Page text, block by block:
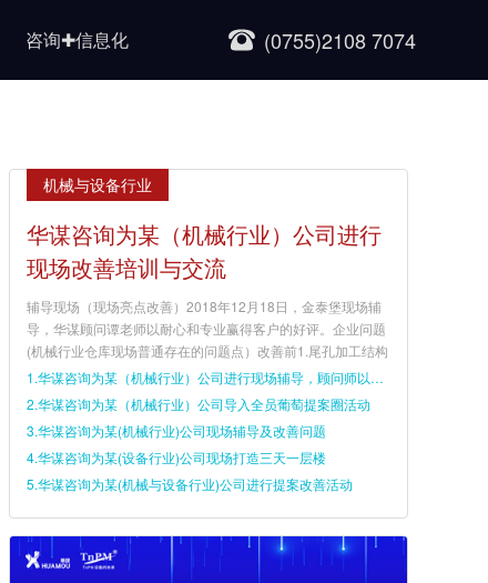
(0755)2108 7074
咨询✚信息化
机械与设备行业
华谋咨询为某（机械行业）公司进行
现场改善培训与交流
辅导现场（现场亮点改善）2018年12月18日，金泰堡现场辅
导，华谋顾问谭老师以耐心和专业赢得客户的好评。企业问题
(机械行业仓库现场普通存在的问题点）改善前1.尾孔加工结构
1.华谋咨询为某（机械行业）公司进行现场辅导，顾问师以耐心和专业赢得客户好评
2.华谋咨询为某（机械行业）公司导入全员葡萄提案圈活动
3.华谋咨询为某(机械行业)公司现场辅导及改善问题
4.华谋咨询为某(设备行业)公司现场打造三天一层楼
5.华谋咨询为某(机械与设备行业)公司进行提案改善活动